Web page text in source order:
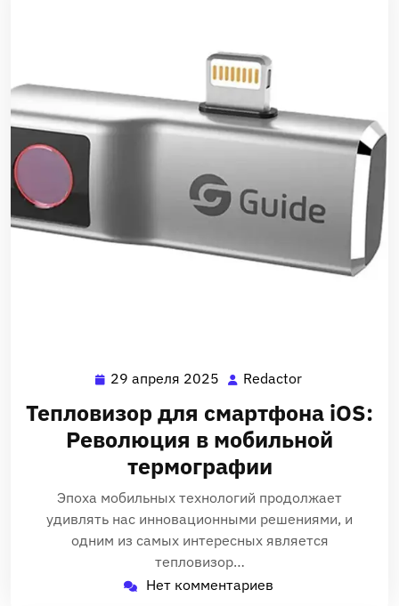
29 апреля 2025 29
2025
Redactor
Тепловизор для смартфона iOS:
Революция в мобильной
термографии
Эпоха мобильных технологий продолжает
удивлять нас инновационными решениями, и
одним из самых интересных является
тепловизор…
Нет комментариев